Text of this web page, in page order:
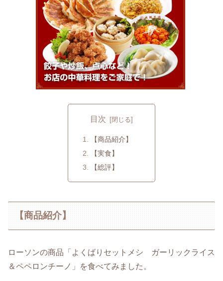
目次
【商品紹介】
【実食】
【総評】
【商品紹介】
ローソンの商品「よくばりセットメシ ガーリックライス
＆ペペロンチーノ」を食べてみました。